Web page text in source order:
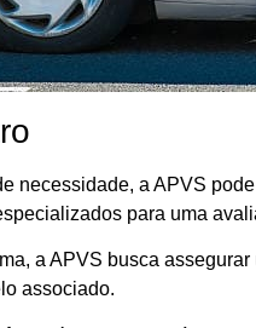
necessidade, a APVS
para uma
a APVS busca
associado.